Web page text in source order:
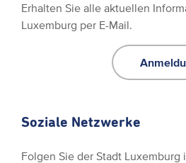
Erhalten Sie alle aktuellen
Luxemburg per E-Mail.
Soziale Netzwerke
Folgen Sie der Stadt Luxemburg